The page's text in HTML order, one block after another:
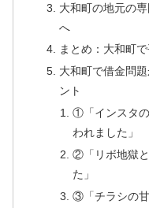
大和町の地元の
へ
まとめ：大和町
大和町で借金問
ント
①「インスタ
われました」
②「リボ地獄
た」
③「チラシの